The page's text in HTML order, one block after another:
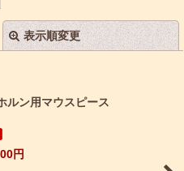
表示順変更 閉じる
ン用マウスピース
円